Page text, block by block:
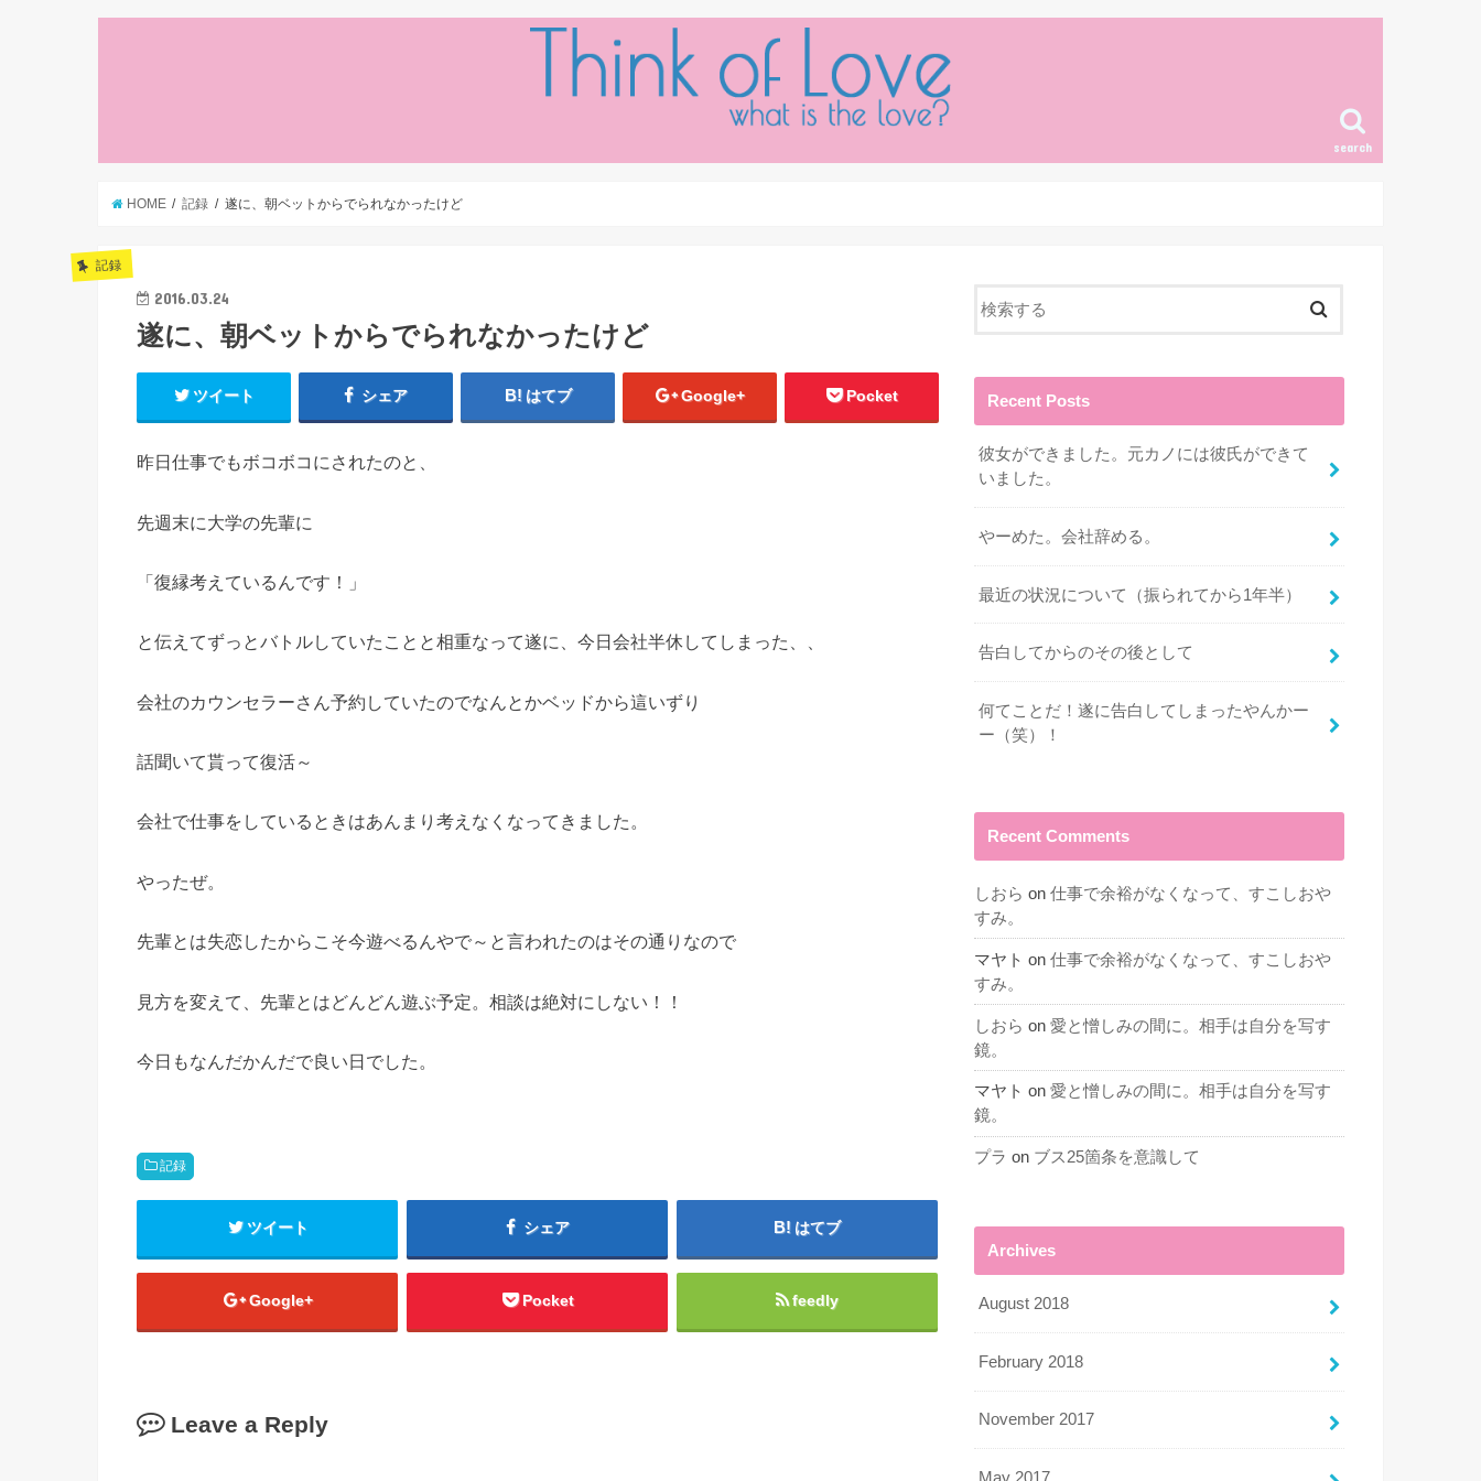
search
HOME 記録 遂に、朝ベットからでられなかったけど
記録
2016.03.24
遂に、朝ベットからでられなかったけど
ツイート シェア はてブ Google+ Pocket
昨日仕事でもボコボコにされたのと、
先週末に大学の先輩に
「復縁考えているんです！」
と伝えてずっとバトルしていたことと相重なって遂に、今日会社半休してしまった、、
会社のカウンセラーさん予約していたのでなんとかベッドから這いずり
話聞いて貰って復活～
会社で仕事をしているときはあんまり考えなくなってきました。
やったぜ。
先輩とは失恋したからこそ今遊べるんやで～と言われたのはその通りなので
見方を変えて、先輩とはどんどん遊ぶ予定。相談は絶対にしない！！
今日もなんだかんだで良い日でした。
記録
ツイート シェア はてブ
Google+ Pocket feedly
Leave a Reply
Recent Posts
彼女ができました。元カノには彼氏ができて
いました。
やーめた。会社辞める。
最近の状況について（振られてから1年半）
告白してからのその後として
何てことだ！遂に告白してしまったやんかー
ー（笑）！
Recent Comments
しおら on 仕事で余裕がなくなって、すこしおや
すみ。
マヤト on 仕事で余裕がなくなって、すこしおや
すみ。
しおら on 愛と憎しみの間に。相手は自分を写す
鏡。
マヤト on 愛と憎しみの間に。相手は自分を写す
鏡。
プラ on ブス25箇条を意識して
Archives
August 2018
February 2018
November 2017